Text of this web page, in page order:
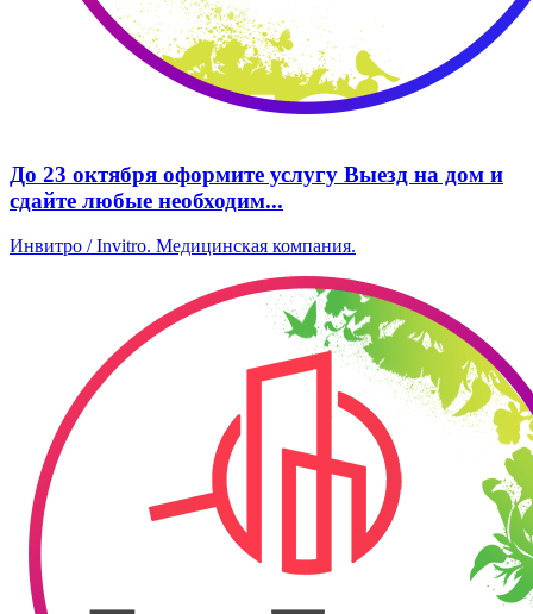
До 23 октября оформите услугу Выезд на дом и
сдайте любые необходим...
Инвитро / Invitro. ​Медицинская компания.